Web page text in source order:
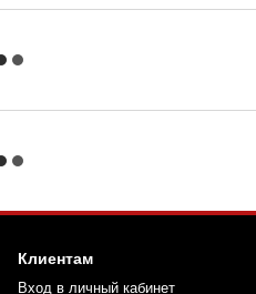
Клиентам
Вход в личный кабинет